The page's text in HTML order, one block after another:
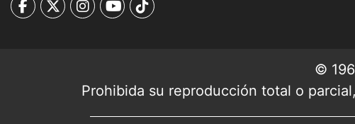
©
Prohibida su reproducción total o